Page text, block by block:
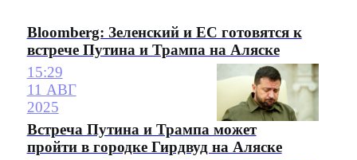
Bloomberg: Зеленский и ЕС готовятся к
встрече Путина и Трампа на Аляске
15:29
11 АВГ
2025
Встреча Путина и Трампа может
пройти в городке Гирдвуд на Аляске